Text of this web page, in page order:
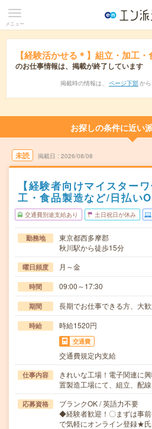
メニュー
【経験活かせる＊】組立・加工
のお仕事情報は、掲載が終了しています
掲載時の情報は、 ページ下部 か
お探しの条件に近い
未読 掲載日 2026/08/08
【経験者向けマイスター
工・食品製造など/日払い
交通費別途支給あり 土日祝日が休み
勤務地
東京都西多摩郡
秋川駅から徒歩15分
曜日頻度 月～金
時間 09:00～17:30
期間 長期でお仕事できる方、大歓
時給 時給1520円
交通費
交通費規定内支給
仕事内容
きれいな工場！電子関連に
置製造工場にて、組立、配
応募資格
ブランクOK / 英語力不要
◆経験者歓迎！〇まずは事
で気軽にオンライン登録★